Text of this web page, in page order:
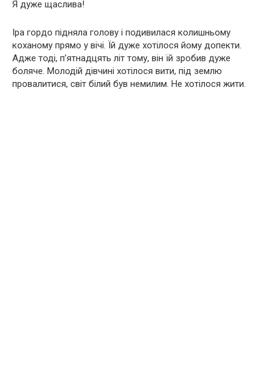
Я дуже щаслива!
Іра гордо підняла голову і подивилася колишньому
коханому прямо у вічі. Їй дуже хотілося йому допекти.
Адже тоді, п’ятнадцять літ тому, він їй зробив дуже
боляче. Молодій дівчині хотілося вити, під землю
провалитися, світ білий був немилим. Не хотілося жити.